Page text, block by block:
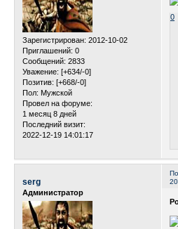
Зарегистрирован: 2012-10-02
Приглашений: 0
Сообщений: 2833
Уважение: [+634/-0]
Позитив: [+668/-0]
Пол: Мужской
Провел на форуме:
1 месяц 8 дней
Последний визит:
2022-12-19 14:01:17
0
serg
Администратор